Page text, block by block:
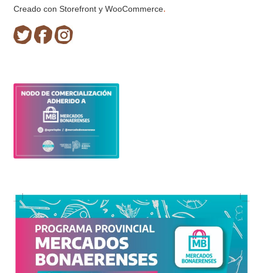
Creado con Storefront y WooCommerce.